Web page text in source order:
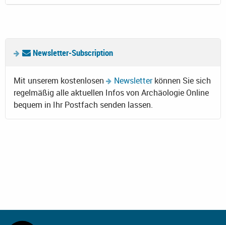
Newsletter-Subscription
Mit unserem kostenlosen Newsletterkönnen Sie sich
regelmäßig alle aktuellen Infos von Archäologie Online
bequem in Ihr Postfach senden lassen.